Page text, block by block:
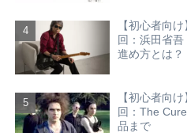
【初心者向
回：浜田省
進め方とは？
【初心者向
回：The
品まで